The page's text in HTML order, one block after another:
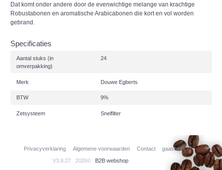
Dat komt onder andere door de evenwichtige melange van krachtige
Robustabonen en aromatische Arabicabonen die kort en vol worden
gebrand.
Specificaties
Aantal stuks (in
omverpakking)
24
Merk Douwe Egberts
BTW 9%
Zetsysteem Snelfilter
V3.8.27 2026© B2B webshop
Privacyverklaring Algemene voorwaarden Contact gaasbeek.nl